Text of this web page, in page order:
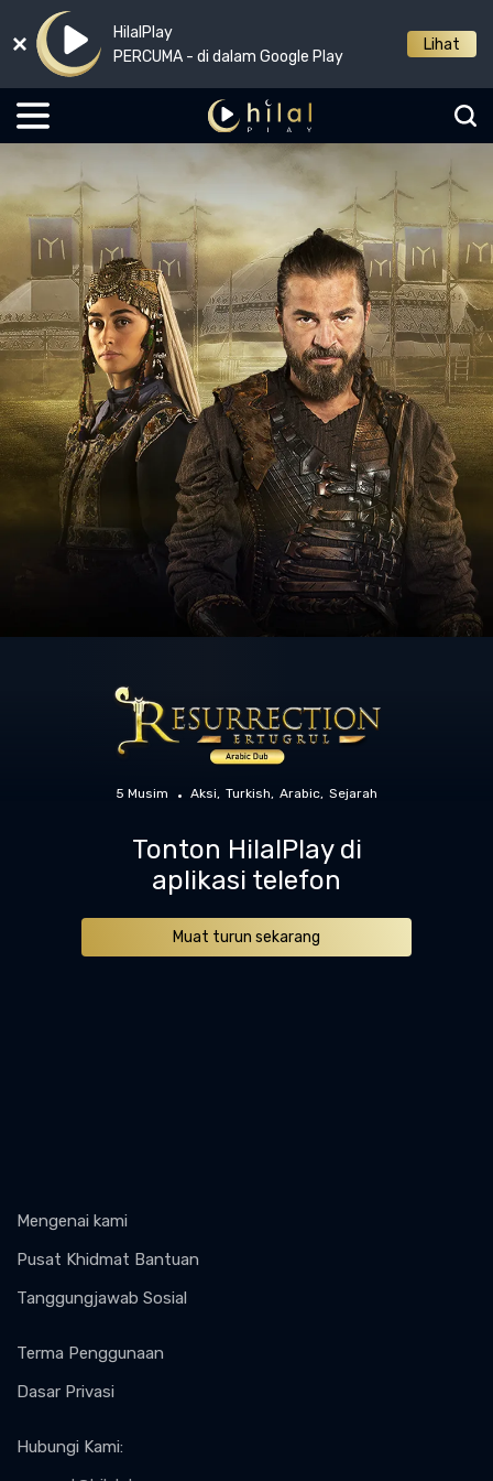
HilalPlay
PERCUMA - di dalam Google Play
Lihat
5 Musim Aksi Turkish Arabic Sejarah
Tonton HilalPlay di
aplikasi telefon
Muat turun sekarang
Mengenai kami
Pusat Khidmat Bantuan
Tanggungjawab Sosial
Terma Penggunaan
Dasar Privasi
Hubungi Kami: